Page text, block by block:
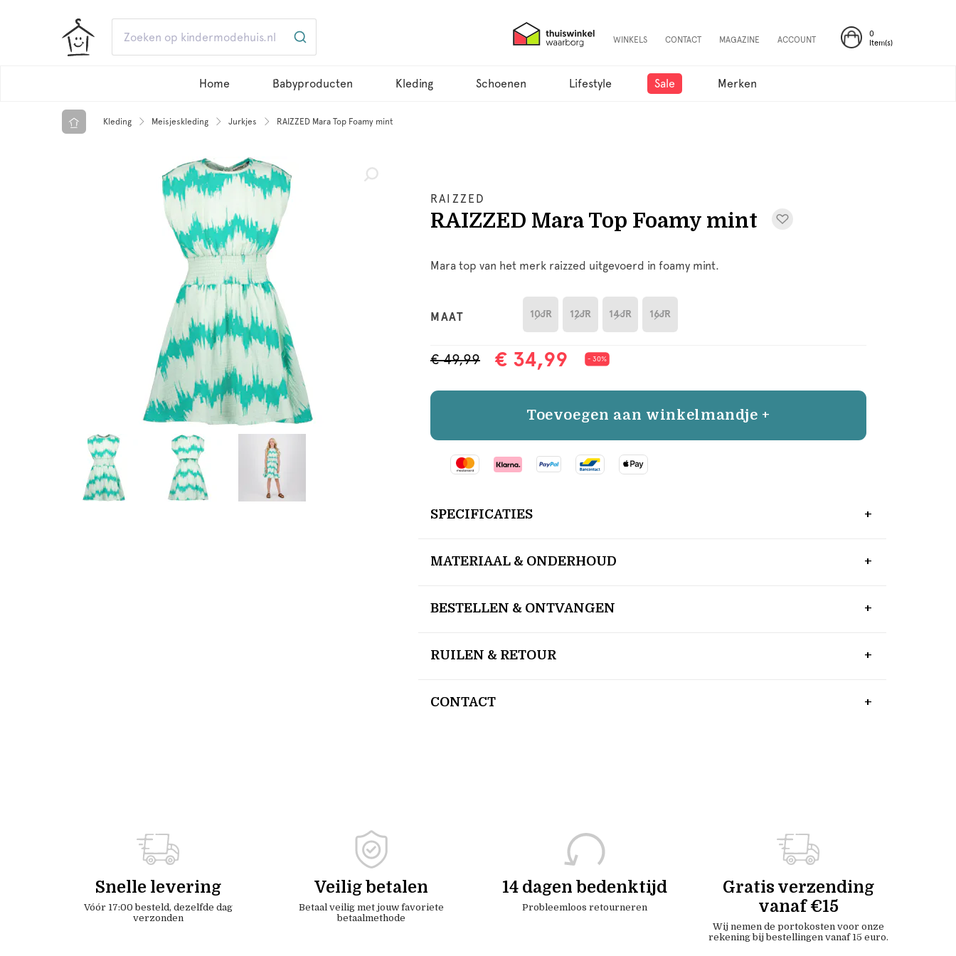
0
Item(s)
WINKELS CONTACT MAGAZINE ACCOUNT
Home Babyproducten Kleding Schoenen Lifestyle Sale Merken
Kleding Meisjeskleding Jurkjes RAIZZED Mara Top Foamy mint
RAIZZED
RAIZZED Mara Top Foamy mint
Mara top van het merk raizzed uitgevoerd in foamy mint.
MAAT 10JR 12JR 14JR 16JR
€ 49,99 € 34,99 - 30%
Toevoegen aan winkelmandje +
SPECIFICATIES
MATERIAAL & ONDERHOUD
BESTELLEN & ONTVANGEN
RUILEN & RETOUR
CONTACT
Snelle levering
Vóór 17:00 besteld, dezelfde dag
verzonden
Veilig betalen
Betaal veilig met jouw favoriete
betaalmethode
14 dagen bedenktijd
Probleemloos retourneren
Gratis verzending
vanaf €15
Wij nemen de portokosten voor onze
rekening bij bestellingen vanaf 15 euro.